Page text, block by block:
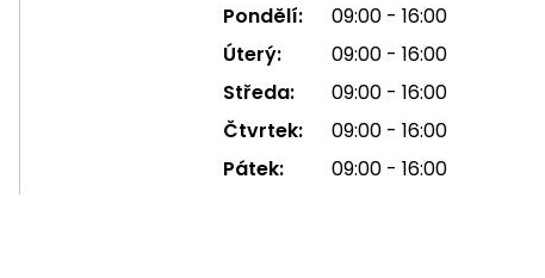
Pondělí:
09:00 - 16:00
Úterý:
09:00 - 16:00
Středa:
09:00 - 16:00
Čtvrtek:
09:00 - 16:00
Pátek:
09:00 - 16:00